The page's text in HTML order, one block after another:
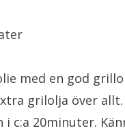
med en god
grilolja över allt.
c:a 20minuter.